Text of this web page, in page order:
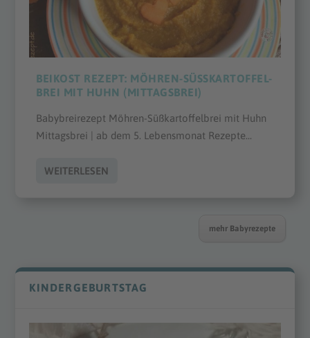
BEIKOST REZEPT: MÖHREN-SÜSSKARTOFFEL-B
REI MIT HUHN (MITTAGSBREI)
Babybreirezept Möhren-Süßkartoffelbrei mit Huhn
Mittagsbrei | ab dem 5. Lebensmonat Rezepte...
WEITERLESEN
mehr Babyrezepte
KINDERGEBURTSTAG